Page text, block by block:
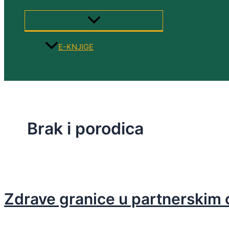
MENU
TOGGLE
E-KNJIGE
Brak i porodica
Zdrave granice u partnerskim